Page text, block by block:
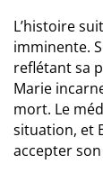
L’histoire
imminente.
reflétant sa
Marie
mort. Le
situation, et
accepter